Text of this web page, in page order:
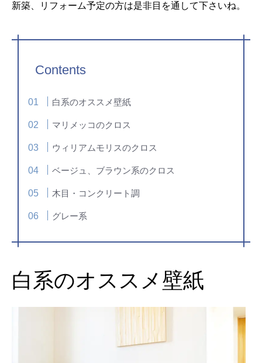
新築、リフォーム予定の方は是非目を通して下さいね。
Contents
白系のオススメ壁紙
マリメッコのクロス
ウィリアムモリスのクロス
ベージュ、ブラウン系のクロス
木目・コンクリート調
グレー系
白系のオススメ壁紙